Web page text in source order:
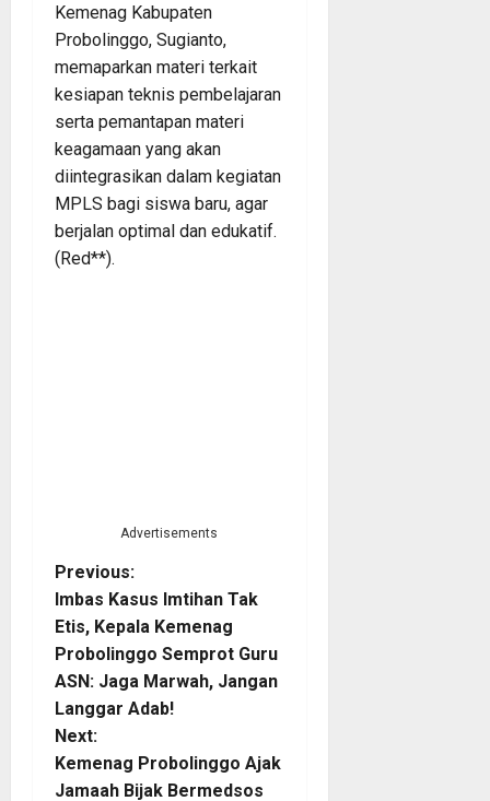
Kemenag Kabupaten
Probolinggo, Sugianto,
memaparkan materi terkait
kesiapan teknis pembelajaran
serta pemantapan materi
keagamaan yang akan
diintegrasikan dalam kegiatan
MPLS bagi siswa baru, agar
berjalan optimal dan edukatif.
(Red**).
Advertisements
P
o
s
t
n
Previous:
Imbas Kasus Imtihan Tak
Etis, Kepala Kemenag
Probolinggo Semprot Guru
ASN: Jaga Marwah, Jangan
Langgar Adab!
Next:
Kemenag Probolinggo Ajak
Jamaah Bijak Bermedsos